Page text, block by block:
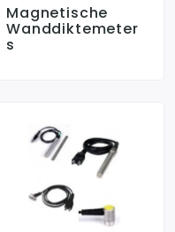
Magnetische
Wanddiktemeter
S